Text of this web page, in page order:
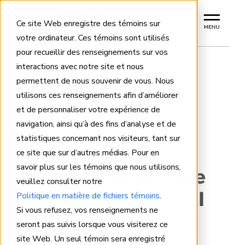
Ce site Web enregistre des témoins sur
votre ordinateur. Ces témoins sont utilisés
pour recueillir des renseignements sur vos
interactions avec notre site et nous
permettent de nous souvenir de vous. Nous
utilisons ces renseignements afin d’améliorer
et de personnaliser votre expérience de
navigation, ainsi qu’à des fins d’analyse et de
statistiques concernant nos visiteurs, tant sur
ce site que sur d’autres médias. Pour en
savoir plus sur les témoins que nous utilisons,
veuillez consulter notre
Politique en matière de fichiers témoins.
Si vous refusez, vos renseignements ne
seront pas suivis lorsque vous visiterez ce
site Web. Un seul témoin sera enregistré
MENU
Home
COMMERCE DE DÉTAIL OMNICANAL
Améliorez votre
commerce
électronique et votre
exécution omnicanal
des ventes au détail